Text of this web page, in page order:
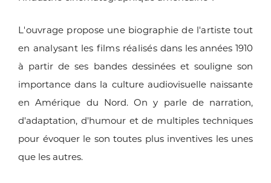
L'ouvrage propose une biographie de l'artiste tout
en analysant les films réalisés dans les années 1910
à partir de ses bandes dessinées et souligne son
importancedans la culture audiovisuelle naissante
en Amérique du Nord. On y parle de narration,
d'adaptation, d'humour et de multiples techniques
pour évoquer le son toutes plus inventives les unes
que les autres.